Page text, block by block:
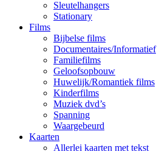
Sleutelhangers
Stationary
Films
Bijbelse films
Documentaires/Informatief
Familiefilms
Geloofsopbouw
Huwelijk/Romantiek films
Kinderfilms
Muziek dvd’s
Spanning
Waargebeurd
Kaarten
Allerlei kaarten met tekst